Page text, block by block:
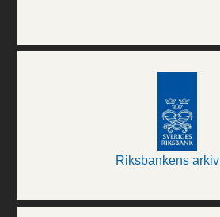
Riksbankens arkiv